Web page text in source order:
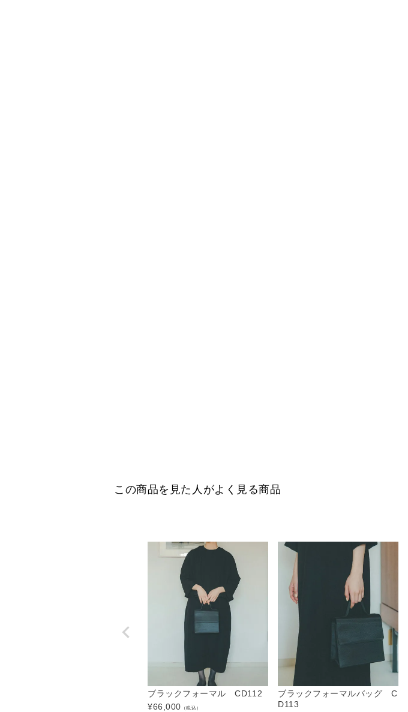
この商品を見た人がよく見る商品
ブラックフォーマル CD112
¥66,000 （税込）
ブラックフォーマルバッグ C
D113